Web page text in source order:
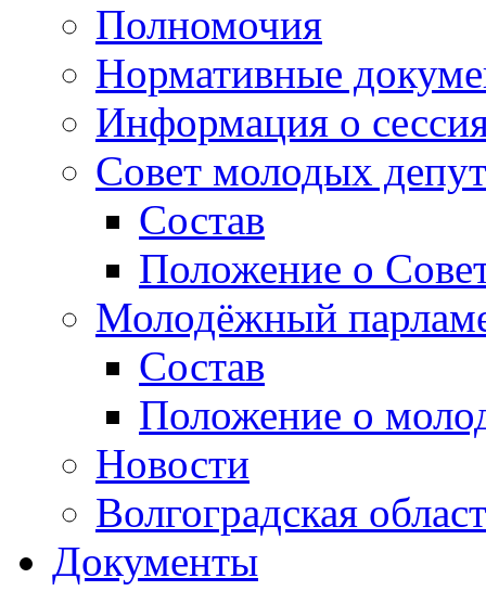
Полномочия
Нормативные
Информация о
Совет молодых
Состав
Положение о
Молодёжный
Состав
Положение о
Новости
Волгоградская
Документы